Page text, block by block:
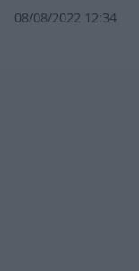
08/08/2022 12:34